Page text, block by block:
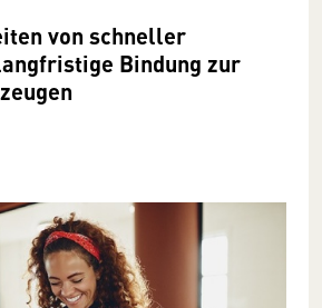
von schneller
Bindung zur